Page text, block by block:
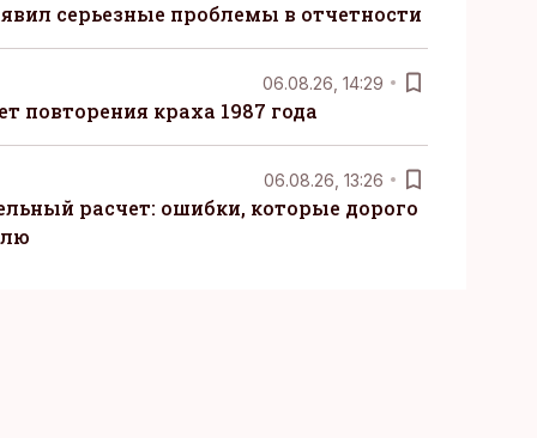
серьезные проблемы в отчетности
06.08.26, 14:29
повторения краха 1987 года
06.08.26, 13:26
расчет: ошибки, которые дорого